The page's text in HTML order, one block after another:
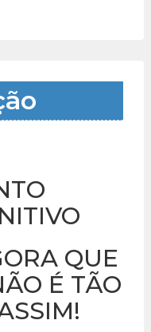
QUE
É TÃO